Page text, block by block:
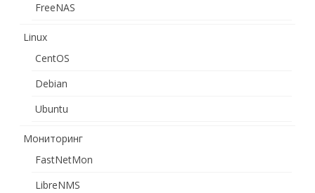
FreeNAS
Linux
CentOS
Debian
Ubuntu
Мониторинг
FastNetMon
LibreNMS